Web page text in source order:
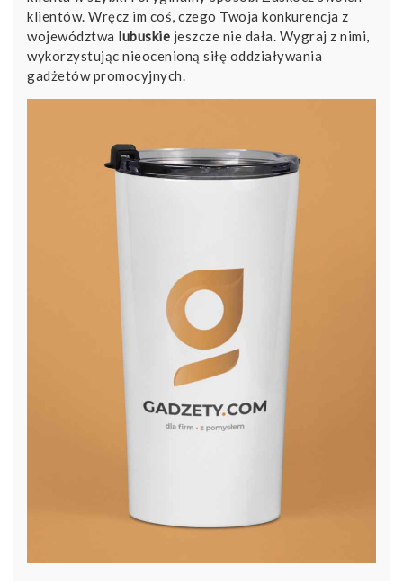
klientów. Wręcz im coś, czego Twoja konkurencja z
województwa lubuskie jeszcze nie dała. Wygraj z nimi,
wykorzystując nieocenioną siłę oddziaływania
gadżetów promocyjnych.